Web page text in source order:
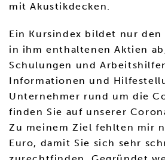
mit Akustikdecken.
Ein Kursindex bildet nur den
in ihm enthaltenen Aktien
Schulungen und
Informationen und
Unternehmer rund um die
finden Sie auf unserer
Zu meinem Ziel fehlten mir
Euro, damit Sie sich sehr